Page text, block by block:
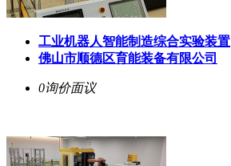
工业机器人智能制造综合实验装置
佛山市顺德区育能装备有限公司
0询价面议